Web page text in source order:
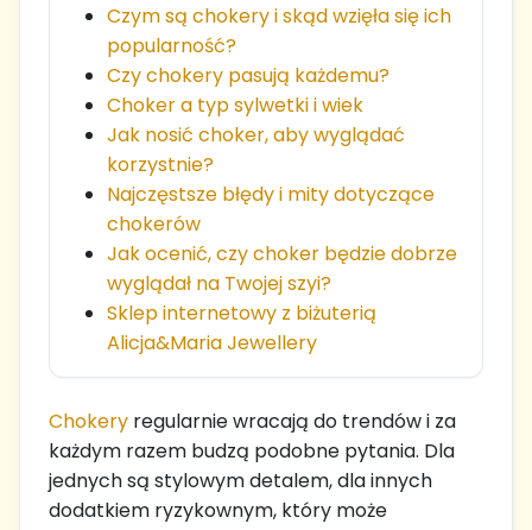
Czym są chokery i skąd wzięła się ich
popularność?
Czy chokery pasują każdemu?
Choker a typ sylwetki i wiek
Jak nosić choker, aby wyglądać
korzystnie?
Najczęstsze błędy i mity dotyczące
chokerów
Jak ocenić, czy choker będzie dobrze
wyglądał na Twojej szyi?
Sklep internetowy z biżuterią
Alicja&Maria Jewellery
Chokery regularnie wracają do trendów i za
każdym razem budzą podobne pytania. Dla
jednych są stylowym detalem, dla innych
dodatkiem ryzykownym, który może